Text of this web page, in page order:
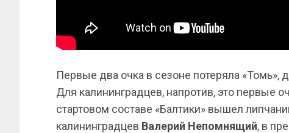
Первые два очка в сезоне потеряла «Томь»,
Для калининградцев, напротив, это первые
стартовом составе «Балтики» вышел
калининградцев Валерий Непомнящий, в